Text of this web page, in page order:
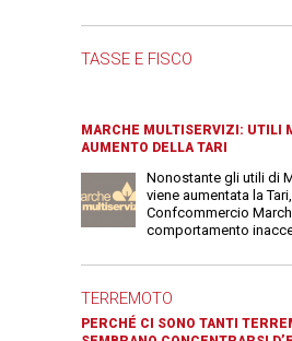
TASSE E FISCO
MARCHE MULTISERVIZI: UTILI
AUMENTO DELLA TARI
Nonostante gli utili di
viene aumentata la
Confcommercio
comportamento
TERREMOTO
PERCHÉ CI SONO TANTI